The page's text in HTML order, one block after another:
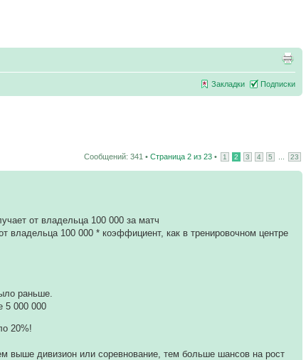
Закладки Подписки
Сообщений: 341 • Страница 2 из 23 • 1 2 3 4 5 23
от владельца 100 000 за матч
владельца 100 000 * коэффициент, как в тренировочном центре
раньше.
5 000 000
20%!
выше дивизион или соревнование, тем больше шансов на рост